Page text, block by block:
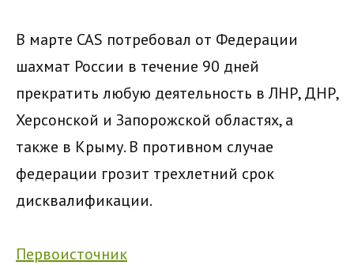
В марте CAS потребовал от Федерации
шахмат России в течение 90 дней
прекратить любую деятельность в ЛНР, ДНР,
Херсонской и Запорожской областях, а
также в Крыму. В противном случае
федерации грозит трехлетний срок
дисквалификации.
Первоисточник